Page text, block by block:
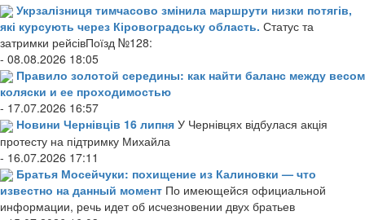
Укрзалізниця тимчасово змінила маршрути низки потягів,
які курсують через Кіровоградську область. Статус та
затримки рейсівПоїзд №128:
- 08.08.2026 18:05
Правило золотой середины: как найти баланс между весом
коляски и ее проходимостью
- 17.07.2026 16:57
Новини Чернівців 16 липня У Чернівцях відбулася акція
протесту на підтримку Михайла
- 16.07.2026 17:11
Братья Мосейчуки: похищение из Калиновки — что
известно на данный момент По имеющейся официальной
информации, речь идет об исчезновении двух братьев